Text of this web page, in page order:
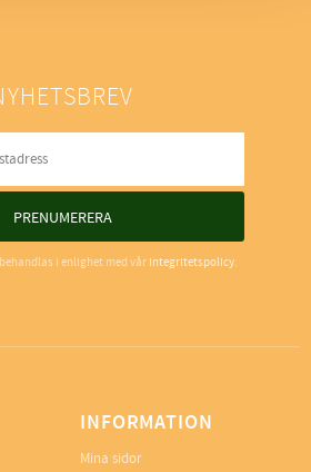
PRENUMERERA
i enlighet med vår integritetspolicy.
INFORMATION
Mina sidor